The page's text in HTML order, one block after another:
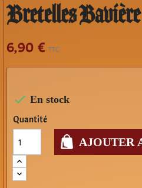
Bretelles Bavière
6,90 € TTC
 En stock
Quantité
AJOUTER